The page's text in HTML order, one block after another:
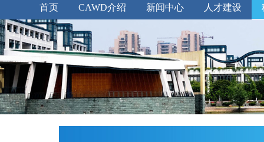
首页 CAWD介绍 新闻中心 人才建设